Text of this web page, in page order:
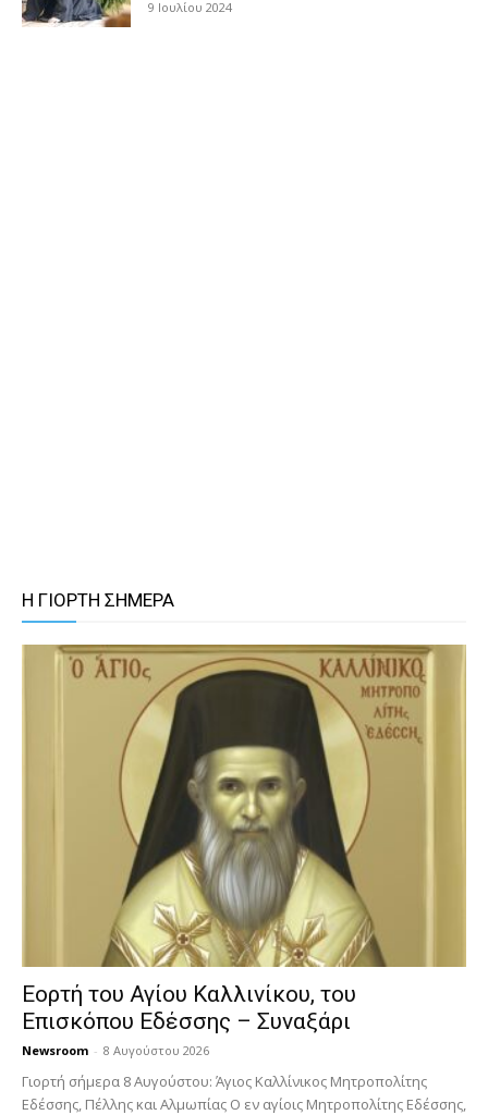
9 Ιουλίου 2024
Η ΓΙΟΡΤΗ ΣΗΜΕΡΑ
Εορτή του Αγίου Καλλινίκου, του
Επισκόπου Εδέσσης – Συναξάρι
Newsroom - 8 Αυγούστου 2026
Γιορτή σήμερα 8 Αυγούστου: Άγιος Καλλίνικος Μητροπολίτης
Εδέσσης, Πέλλης και Αλμωπίας Ο εν αγίοις Μητροπολίτης Εδέσσης,